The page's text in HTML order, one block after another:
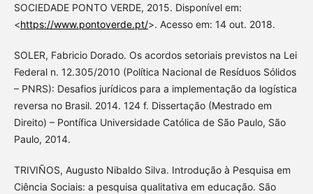
SOCIEDADE PONTO VERDE, 2015. Disponível em:
<https://www.pontoverde.pt/>. Acesso em: 14 out. 2018.
SOLER, Fabricio Dorado. Os acordos setoriais previstos na Lei
Federal n. 12.305/2010 (Política Nacional de Resíduos Sólidos
– PNRS): Desafios jurídicos para a implementação da logística
reversa no Brasil. 2014. 124 f. Dissertação (Mestrado em
Direito) – Pontífica Universidade Católica de São Paulo, São
Paulo, 2014.
TRIVIÑOS, Augusto Nibaldo Silva. Introdução à Pesquisa em
Ciência Sociais: a pesquisa qualitativa em educação. São